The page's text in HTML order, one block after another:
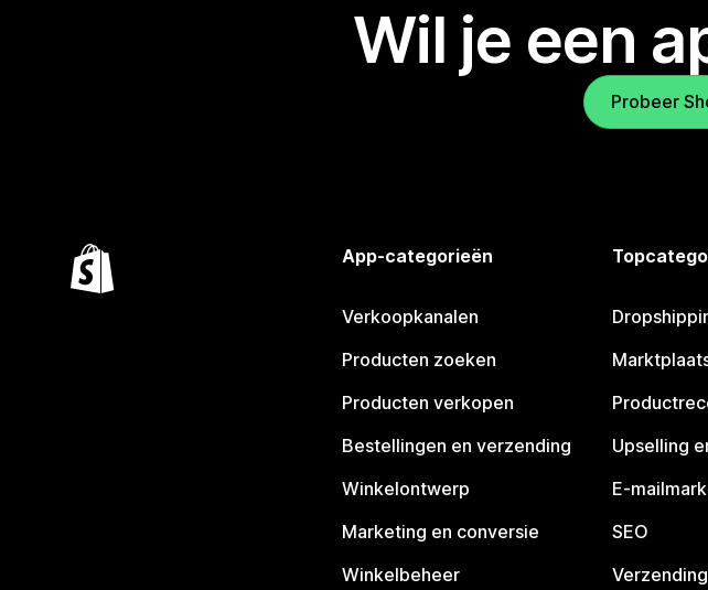
Wil je een
Probeer
App-categorieën
Verkoopkanalen
Producten zoeken
Producten verkopen
Bestellingen en verzending
Winkelontwerp
Marketing en conversie
Winkelbeheer
Upselling
E-
SEO
Verzending